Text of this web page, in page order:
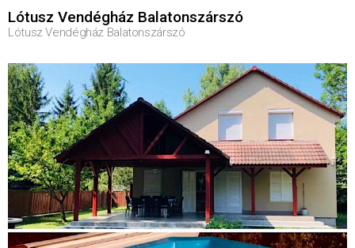
Lótusz Vendégház Balatonszárszó
Lótusz Vendégház Balatonszárszó